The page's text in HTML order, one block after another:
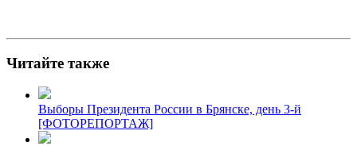
Читайте также
Выборы Президента России в Брянске, день 3-й
[ФОТОРЕПОРТАЖ]